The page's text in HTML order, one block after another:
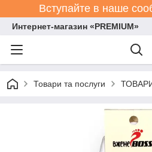
Вступайте в наше
Интернет-магазин «PREMIUM»
Товари та послуги